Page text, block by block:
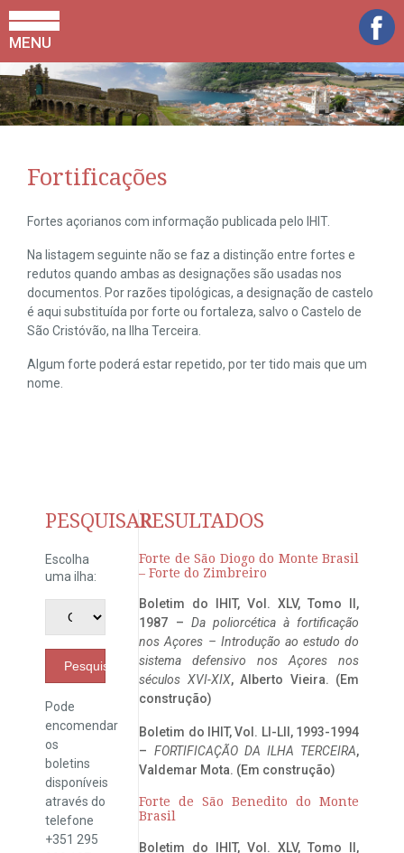
MENU
Fortificações
Fortes açorianos com informação publicada pelo IHIT.
Na listagem seguinte não se faz a distinção entre fortes e
redutos quando ambas as designações são usadas nos
documentos. Por razões tipológicas, a designação de castelo
é aqui substituída por forte ou fortaleza, salvo o Castelo de
São Cristóvão, na Ilha Terceira.
Algum forte poderá estar repetido, por ter tido mais que um
nome.
PESQUISAR
Escolha
uma ilha:
Pesquisar
Pode
encomendar
os
boletins
disponíveis
através do
telefone
+351 295
RESULTADOS
Forte de São Diogo do Monte Brasil
– Forte do Zimbreiro
Boletim do IHIT, Vol. XLV, Tomo II,
1987 – Da poliorcética à fortificação
nos Açores – Introdução ao estudo do
sistema defensivo nos Açores nos
séculos XVI-XIX, Alberto Vieira. (Em
construção)
Boletim do IHIT, Vol. LI-LII, 1993-1994
– FORTIFICAÇÃO DA ILHA TERCEIRA,
Valdemar Mota. (Em construção)
Forte de São Benedito do Monte
Brasil
Boletim do IHIT, Vol. XLV, Tomo II,